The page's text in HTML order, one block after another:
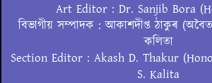
Art Editor : Dr. Sanjib Bora
বিভাগীয় সম্পাদক : আকাশদীপ্ত ঠাকুৰ
কলিতা
Section Editor : Akash D. Thakur
S. Kalita